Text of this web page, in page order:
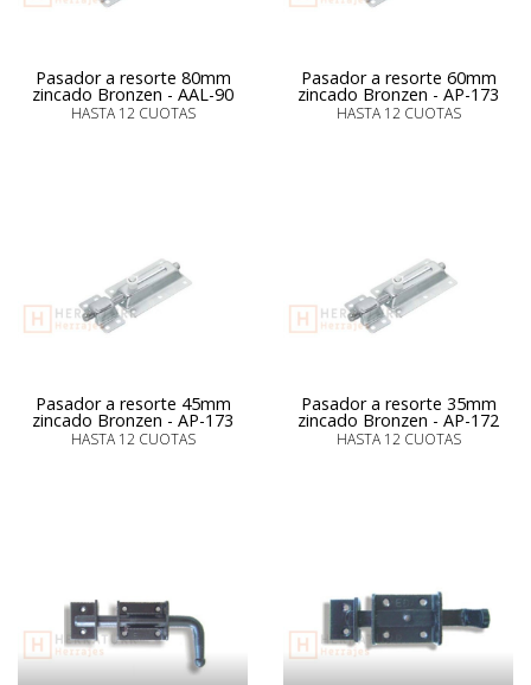
Pasador a resorte 80mm
zincado Bronzen - AAL-90
HASTA 12 CUOTAS
Pasador a resorte 60mm
zincado Bronzen - AP-173
HASTA 12 CUOTAS
Pasador a resorte 45mm
zincado Bronzen - AP-173
HASTA 12 CUOTAS
Pasador a resorte 35mm
zincado Bronzen - AP-172
HASTA 12 CUOTAS